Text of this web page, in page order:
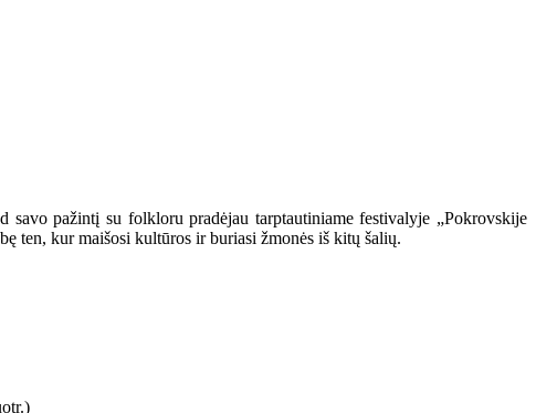
pažintį su folkloru pradėjau tarptautiniame festivalyje „Pokrovskije
ten, kur maišosi kultūros ir buriasi žmonės iš kitų šalių.